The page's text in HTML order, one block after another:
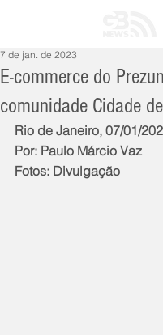
E-commerce do
comunidade Cidade
7 de jan. de 2023
Rio de Janeiro, 07/01/
Por: Paulo Márcio Vaz
Fotos: Divulgação